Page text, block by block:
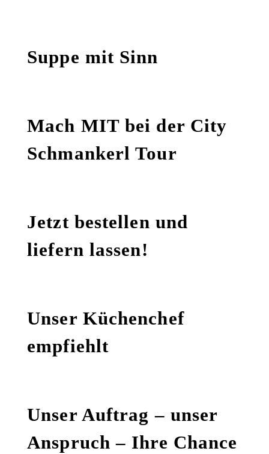
Suppe mit Sinn
Mach MIT bei der City
Schmankerl Tour
Jetzt bestellen und
liefern lassen!
Unser Küchenchef
empfiehlt
Unser Auftrag – unser
Anspruch – Ihre Chance